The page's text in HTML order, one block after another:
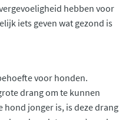
hebben voor
iets geven wat gezond is
voor honden.
drang om te kunnen
hond jonger is, is deze drang